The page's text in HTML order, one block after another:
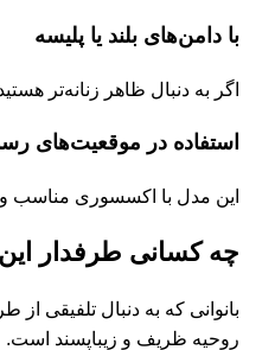
با دامن‌های بلند یا پلیسه
اگر به دنبال ظاهر زنانه‌تر
استفاده در موقعیت‌های
این مدل با اکسسوری مناسب
چه کسانی طرفدار
بانوانی که به دنبال تلفیقی
روحیه ظریف و زیباپسند است.